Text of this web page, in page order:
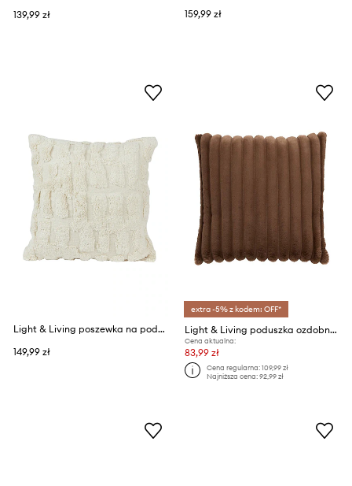
139,99 zł
159,99 zł
Light & Living poszewka na poduszkę z bawełną Sarmi 45 x 45 cm
149,99 zł
extra -5% z kodem: OFF*
Light & Living poduszka ozdobna Vajen
Cena aktualna:
83,99 zł
Cena regularna:109,99 zł
Najniższa cena:92,99 zł